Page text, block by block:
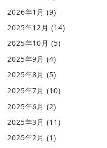
2026年1月 (9)
2025年12月 (14)
2025年10月 (5)
2025年9月 (4)
2025年8月 (5)
2025年7月 (10)
2025年6月 (2)
2025年3月 (11)
2025年2月 (1)